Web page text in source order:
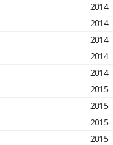
2014
2014
2014
2014
2014
2015
2015
2015
2015